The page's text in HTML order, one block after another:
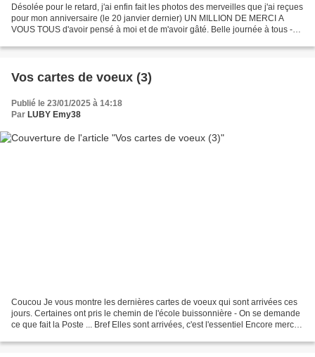
Désolée pour le retard, j'ai enfin fait les photos des merveilles que j'ai reçues
pour mon anniversaire (le 20 janvier dernier) UN MILLION DE MERCI A
VOUS TOUS d'avoir pensé à moi et de m'avoir gâté. Belle journée à tous -
Vos cartes de voeux (3)
Publié le 23/01/2025 à 14:18
Par LUBY Emy38
Coucou Je vous montre les dernières cartes de voeux qui sont arrivées ces
jours. Certaines ont pris le chemin de l'école buissonnière - On se demande
ce que fait la Poste ... Bref Elles sont arrivées, c'est l'essentiel Encore merci à